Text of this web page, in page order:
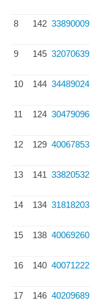
8 142 33890009
9 145 32070639
10 144 34489024
11 124 30479096
12 129 40067853
13 141 33820532
14 134 31818203
15 138 40069260
16 140 40071222
17 146 40209689